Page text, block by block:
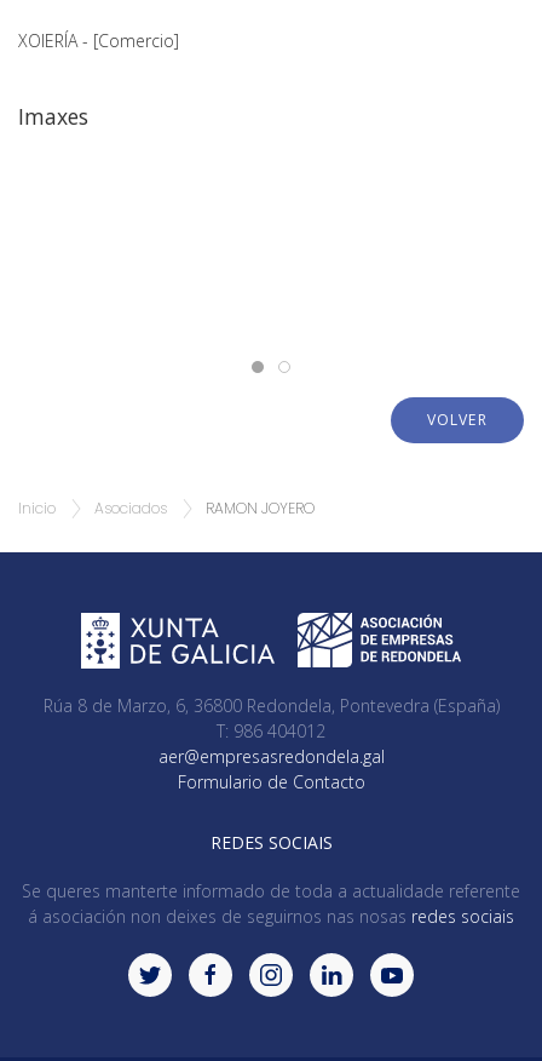
XOIERÍA - [Comercio]
Imaxes
VOLVER
Inicio Asociados RAMON JOYERO
Rúa 8 de Marzo, 6, 36800 Redondela, Pontevedra (España)
T: 986 404012
aer@empresasredondela.gal
Formulario de Contacto
REDES SOCIAIS
Se queres manterte informado de toda a actualidade referente
á asociación non deixes de seguirnos nas nosas redes sociais